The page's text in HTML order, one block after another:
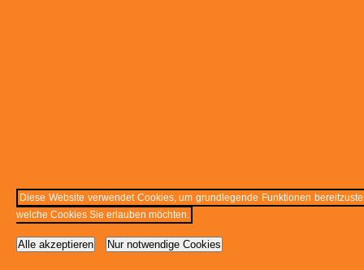
Diese Website verwendet Cookies, um grundlegende Funktionen
welche Cookies Sie erlauben möchten.
Alle akzeptieren Nur notwendige Cookies